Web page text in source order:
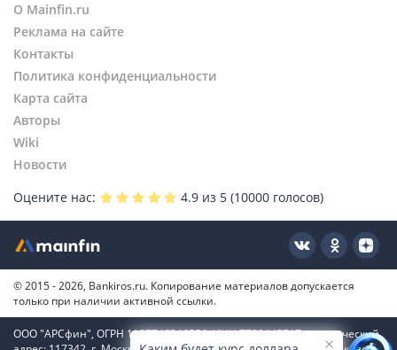
О Mainfin.ru
Реклама на сайте
Контакты
Политика конфиденциальности
Карта сайта
Авторы
Wiki
Новости
Оцените нас:
4.9 из 5 (10000 голосов)
© 2015 - 2026, Bankiros.ru. Копирование материалов допускается
только при наличии активной ссылки.
ООО "АРСфин", ОГРН 1187746346556, ИНН 7722445717, юридический